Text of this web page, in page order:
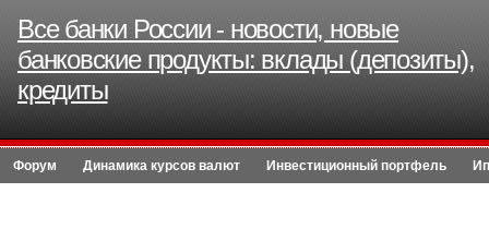
Все банки России - новости, новые
банковские продукты: вклады (депозиты),
кредиты
Форум Динамика курсов валют Инвестиционный портфель